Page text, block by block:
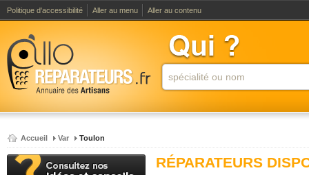
Politique d'accessibilité Aller au menu Aller au contenu
Accueil Var Toulon
RÉPARATEURS